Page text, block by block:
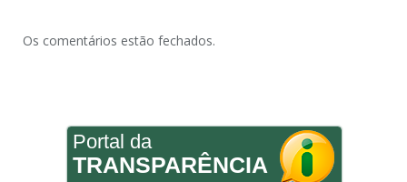
Os comentários estão fechados.
Portal da
TRANSPARÊNCIA